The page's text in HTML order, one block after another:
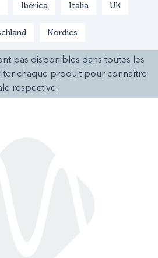
Ibérica Italia UK
Nordics
pas disponibles dans toutes les
chaque produit pour connaître
respective.